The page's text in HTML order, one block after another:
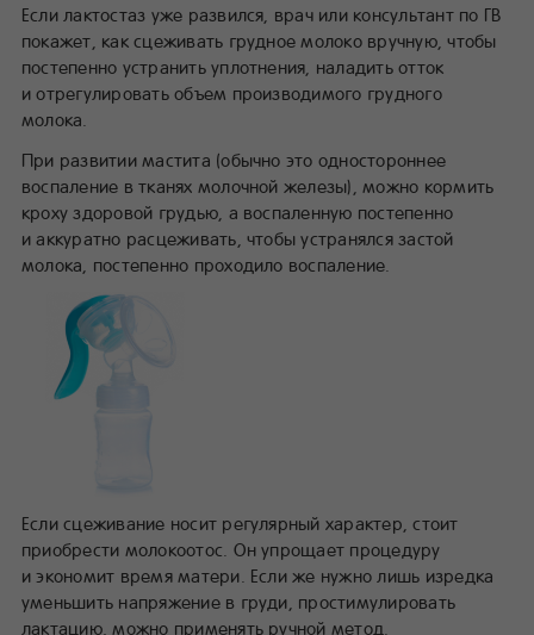
Если лактостаз уже развился, врач или консультант по ГВ
покажет, как сцеживать грудное молоко вручную, чтобы
постепенно устранить уплотнения, наладить отток
и отрегулировать объем производимого грудного
молока.
При развитии мастита (обычно это одностороннее
воспаление в тканях молочной железы), можно кормить
кроху здоровой грудью, а воспаленную постепенно
и аккуратно расцеживать, чтобы устранялся застой
молока, постепенно проходило воспаление.
Если сцеживание носит регулярный характер, стоит
приобрести молокоотос. Он упрощает процедуру
и экономит время матери. Если же нужно лишь изредка
уменьшить напряжение в груди, простимулировать
лактацию, можно применять ручной метод.